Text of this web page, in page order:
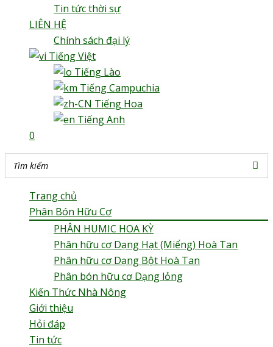
Tin tức thời sự
LIÊN HỆ
Chính sách đại lý
Tiếng Việt
Tiếng Lào
Tiếng Campuchia
Tiếng Hoa
Tiếng Anh
0
Trang chủ
Phân Bón Hữu Cơ
PHÂN HUMIC HOA KỲ
Phân hữu cơ Dạng Hạt (Miểng) Hoà Tan
Phân hữu cơ Dạng Bột Hoà Tan
Phân bón hữu cơ Dạng lỏng
Kiến Thức Nhà Nông
Giới thiệu
Hỏi đáp
Tin tức